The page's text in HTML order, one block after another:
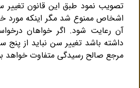
تصویب نمود طبق این قانون تغییر
اشخاص ممنوع شد مگر اینکه مورد
آن رعایت شود. اگر خواهان
داشته باشد تغییر سن نباید از پنج
مرجع صالح رسیدگی متفاوت خواهد